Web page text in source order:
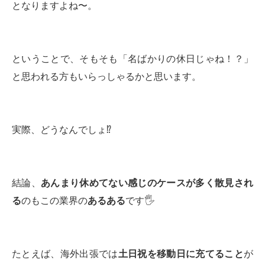
となりますよね〜。
ということで、そもそも「名ばかりの休日じゃね！？」
と思われる方もいらっしゃるかと思います。
実際、どうなんでしょ⁉️
結論、 あんまり休めてない感じのケースが多く散見され
るのもこの業界のあるあるです🖐️
たとえば、海外出張では土日祝を移動日に充てることが